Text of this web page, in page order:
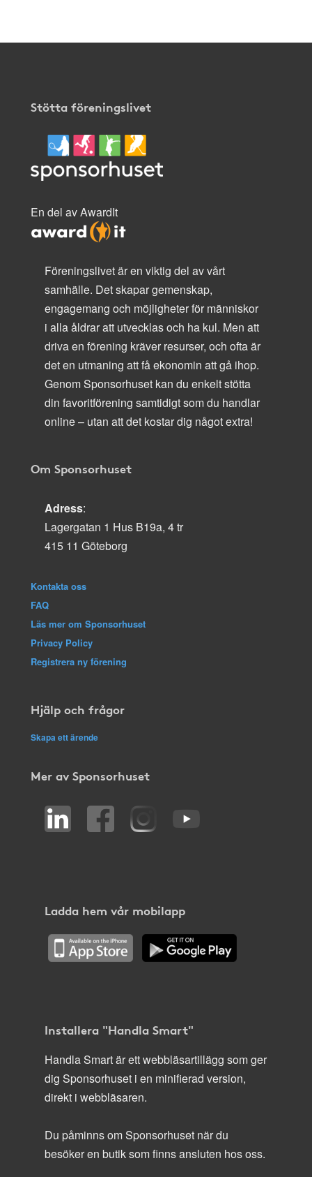
Stötta föreningslivet
En del av AwardIt
Föreningslivet är en viktig del av vårt
samhälle. Det skapar gemenskap,
engagemang och möjligheter för människor
i alla åldrar att utvecklas och ha kul. Men att
driva en förening kräver resurser, och ofta är
det en utmaning att få ekonomin att gå ihop.
Genom Sponsorhuset kan du enkelt stötta
din favoritförening samtidigt som du handlar
online – utan att det kostar dig något extra!
Om Sponsorhuset
Adress:
Lagergatan 1 Hus B19a, 4 tr
415 11 Göteborg
Kontakta oss
FAQ
Läs mer om Sponsorhuset
Privacy Policy
Registrera ny förening
Hjälp och frågor
Skapa ett ärende
Mer av Sponsorhuset
Ladda hem vår mobilapp
Installera "Handla Smart"
Handla Smart är ett webbläsartillägg som ger
dig Sponsorhuset i en minifierad version,
direkt i webbläsaren.
Du påminns om Sponsorhuset när du
besöker en butik som finns ansluten hos oss.